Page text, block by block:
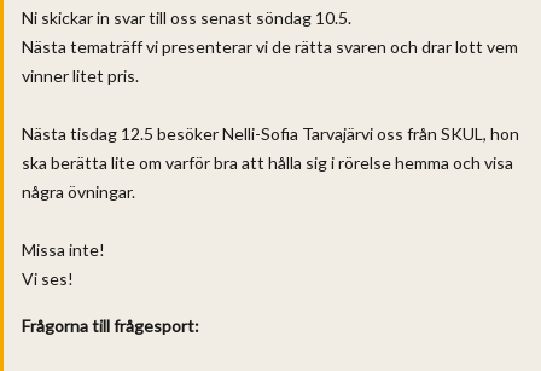
Ni skickar in svar till oss senast söndag 10.5.
Nästa tematräff vi presenterar vi de rätta svaren och drar lott vem
vinner litet pris.
Nästa tisdag 12.5 besöker Nelli-Sofia Tarvajärvi oss från SKUL, hon
ska berätta lite om varför bra att hålla sig i rörelse hemma och visa
några övningar.
Missa inte!
Vi ses!
Frågorna till frågesport: